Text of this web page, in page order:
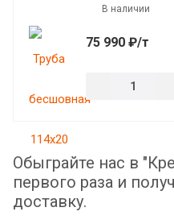
В наличии
75 990 ₽/т
Обыграйте нас в
первого раза и
доставку.